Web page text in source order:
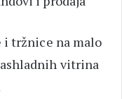
i tržnice na malo
vitrina